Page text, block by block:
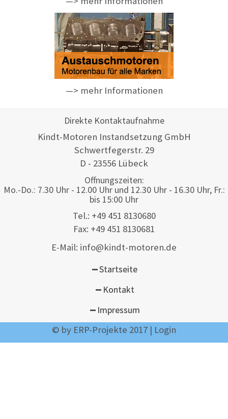
—> mehr Informationen
Direkte Kontaktaufnahme
Kindt-Motoren Instandsetzung GmbH
Schwertfegerstr. 29
D - 23556 Lübeck
Offnungszeiten:
Mo.-Do.: 7.30 Uhr - 12.00 Uhr und 12.30 Uhr - 16.30 Uhr, Fr.:
bis 15:00 Uhr
Tel.: +49 451 8130680
Fax: +49 451 8130681
E-Mail: info@kindt-motoren.de
Startseite
Kontakt
Impressum
© by ERP-Projekte 2017 | Login